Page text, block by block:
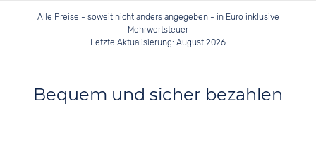
Alle Preise - soweit nicht anders angegeben - in Euro inklusive
Mehrwertsteuer
Letzte Aktualisierung: August 2026
Bequem und sicher bezahlen